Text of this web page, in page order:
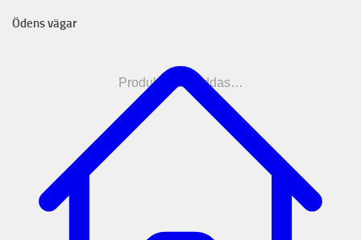
Ödens vägar
Produkterna laddas…